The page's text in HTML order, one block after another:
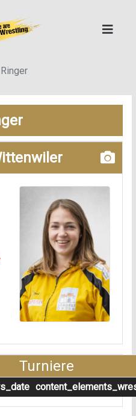
Ringer
Turniere